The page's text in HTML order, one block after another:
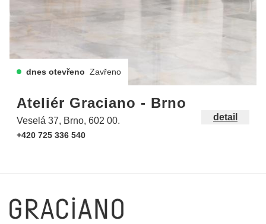
dnes otevřeno Zavřeno
Ateliér Graciano - Brno
Veselá 37, Brno, 602 00.
+420 725 336 540
detail